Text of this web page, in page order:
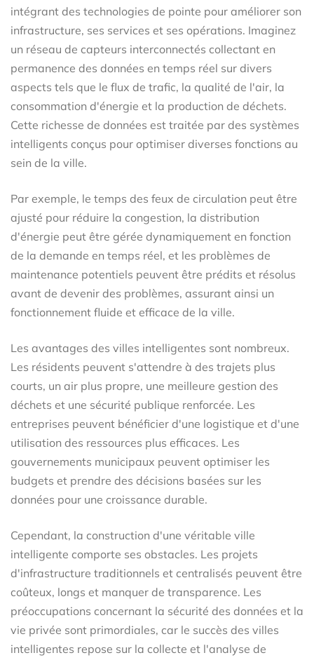
intégrant des technologies de pointe pour améliorer son
infrastructure, ses services et ses opérations. Imaginez
un réseau de capteurs interconnectés collectant en
permanence des données en temps réel sur divers
aspects tels que le flux de trafic, la qualité de l'air, la
consommation d'énergie et la production de déchets.
Cette richesse de données est traitée par des systèmes
intelligents conçus pour optimiser diverses fonctions au
sein de la ville.
Par exemple, le temps des feux de circulation peut être
ajusté pour réduire la congestion, la distribution
d'énergie peut être gérée dynamiquement en fonction
de la demande en temps réel, et les problèmes de
maintenance potentiels peuvent être prédits et résolus
avant de devenir des problèmes, assurant ainsi un
fonctionnement fluide et efficace de la ville.
Les avantages des villes intelligentes sont nombreux.
Les résidents peuvent s'attendre à des trajets plus
courts, un air plus propre, une meilleure gestion des
déchets et une sécurité publique renforcée. Les
entreprises peuvent bénéficier d'une logistique et d'une
utilisation des ressources plus efficaces. Les
gouvernements municipaux peuvent optimiser les
budgets et prendre des décisions basées sur les
données pour une croissance durable.
Cependant, la construction d'une véritable ville
intelligente comporte ses obstacles. Les projets
d'infrastructure traditionnels et centralisés peuvent être
coûteux, longs et manquer de transparence. Les
préoccupations concernant la sécurité des données et la
vie privée sont primordiales, car le succès des villes
intelligentes repose sur la collecte et l'analyse de